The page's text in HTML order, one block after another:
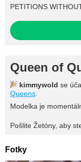
PETITIONS
Queen of
kimmywold se
Queens
Modelka je
Pošlite Žetóny, aby
Fotky